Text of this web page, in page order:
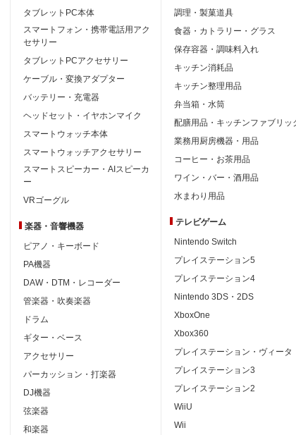
タブレットPC本体
スマートフォン・携帯電話用アク
セサリー
タブレットPCアクセサリー
ケーブル・変換アダプター
バッテリー・充電器
ヘッドセット・イヤホンマイク
スマートウォッチ本体
スマートウォッチアクセサリー
スマートスピーカー・AIスピーカ
ー
VRゴーグル
楽器・音響機器
ピアノ・キーボード
PA機器
DAW・DTM・レコーダー
管楽器・吹奏楽器
ドラム
ギター・ベース
アクセサリー
パーカッション・打楽器
DJ機器
弦楽器
和楽器
調理・製菓道具
食器・カトラリー・グラス
保存容器・調味料入れ
キッチン消耗品
キッチン整理用品
弁当箱・水筒
配膳用品・キッチンファブリッ
業務用厨房機器・用品
コーヒー・お茶用品
ワイン・バー・酒用品
水まわり用品
テレビゲーム
Nintendo Switch
プレイステーション5
プレイステーション4
Nintendo 3DS・2DS
XboxOne
Xbox360
プレイステーション・ヴィータ
プレイステーション3
プレイステーション2
WiiU
Wii